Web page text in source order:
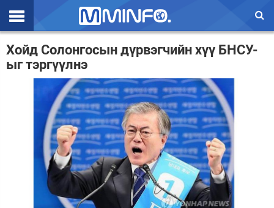
Эхлэл
Цаг агаар
Валют ханш
Эдийн засаг
Үзэл бодол
Хойд Солонгосын дүрвэгчийн хүү БНСУ-
ыг тэргүүлнэ